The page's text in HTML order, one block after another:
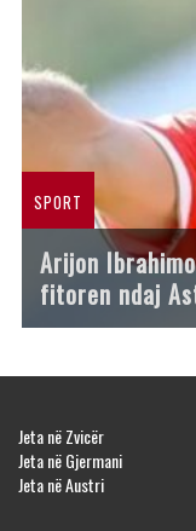
SPORT
Arijon
fitoren ndaj
Jeta në Zvicër
Jeta në Gjermani
Jeta në Austri